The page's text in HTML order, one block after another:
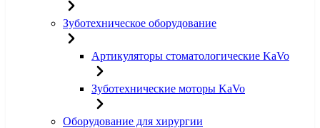
Зуботехническое оборудование
Артикуляторы стоматологические KaVo
Зуботехнические моторы KaVo
Оборудование для хирургии